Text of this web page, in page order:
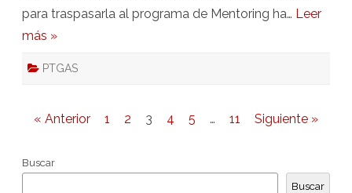
para traspasarla al programa de Mentoring ha… Leer
más »
PTGAS
Paginación
entradas
« Anterior 1 2 3 4 5 … 11 Siguiente »
Buscar
Buscar